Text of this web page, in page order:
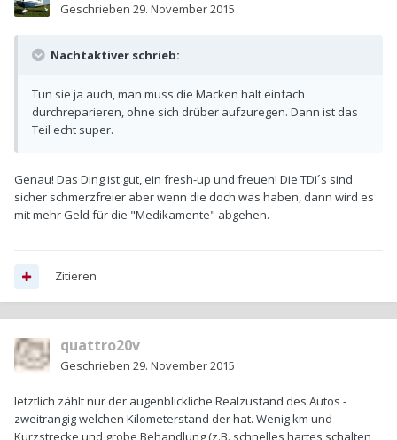
Geschrieben 29. November 2015
Nachtaktiver schrieb:
Tun sie ja auch, man muss die Macken halt einfach
durchreparieren, ohne sich drüber aufzuregen. Dann ist das
Teil echt super.
Genau! Das Ding ist gut, ein fresh-up und freuen! Die TDi´s sind
sicher schmerzfreier aber wenn die doch was haben, dann wird es
mit mehr Geld für die "Medikamente" abgehen.
Zitieren
quattro20v
Geschrieben 29. November 2015
letztlich zählt nur der augenblickliche Realzustand des Autos -
zweitrangig welchen Kilometerstand der hat. Wenig km und
Kurzstrecke und grobe Behandlung (z.B. schnelles hartes schalten